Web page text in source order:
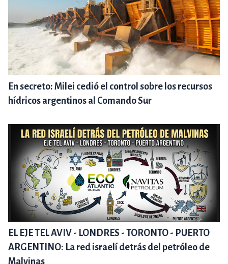
En secreto: Milei cedió el control sobre los recursos
hídricos argentinos al Comando Sur
EL EJE TEL AVIV - LONDRES - TORONTO - PUERTO
ARGENTINO: La red israelí detrás del petróleo de
Malvinas